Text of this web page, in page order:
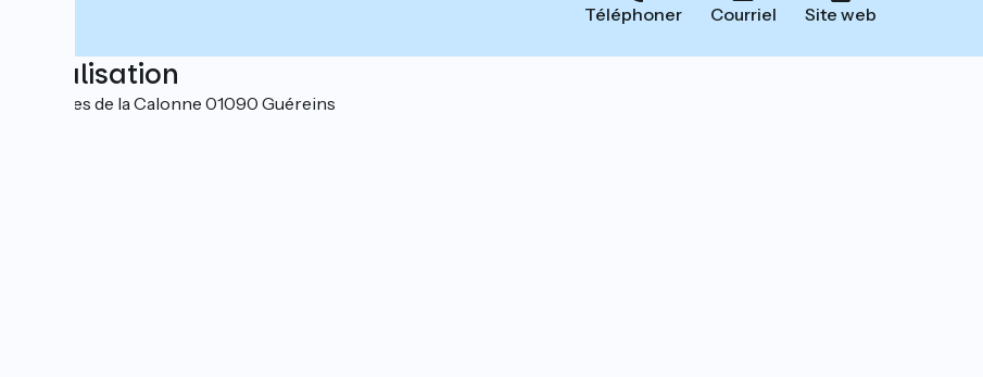
Téléphoner Courriel Site web
Localisation
Les Gîtes de la Calonne 01090 Guéreins